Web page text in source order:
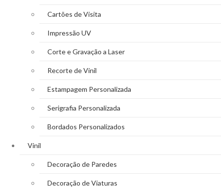
Cartões de Visita
Impressão UV
Corte e Gravação a Laser
Recorte de Vinil
Estampagem Personalizada
Serigrafia Personalizada
Bordados Personalizados
Vinil
Decoração de Paredes
Decoração de Viaturas